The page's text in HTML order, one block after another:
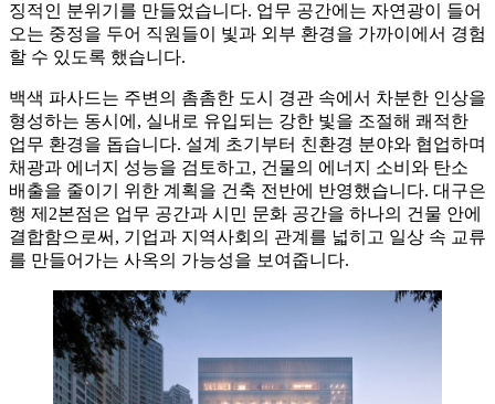
징적인 분위기를 만들었습니다. 업무 공간에는 자연광이 들어
오는 중정을 두어 직원들이 빛과 외부 환경을 가까이에서 경험
할 수 있도록 했습니다.
백색 파사드는 주변의 촘촘한 도시 경관 속에서 차분한 인상을
형성하는 동시에, 실내로 유입되는 강한 빛을 조절해 쾌적한
업무 환경을 돕습니다. 설계 초기부터 친환경 분야와 협업하며
채광과 에너지 성능을 검토하고, 건물의 에너지 소비와 탄소
배출을 줄이기 위한 계획을 건축 전반에 반영했습니다. 대구은
행 제2본점은 업무 공간과 시민 문화 공간을 하나의 건물 안에
결합함으로써, 기업과 지역사회의 관계를 넓히고 일상 속 교류
를 만들어가는 사옥의 가능성을 보여줍니다.